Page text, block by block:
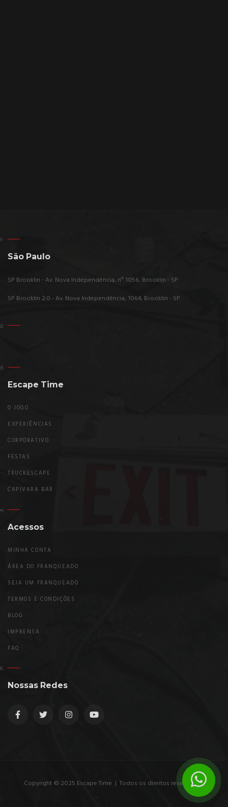
São Paulo
SP Brooklin - Av. Nova Independência, nº 1056, Brooklin - SP
SP Brooklin 2.0 - Av. Nova Independência, 1064, Brooklin - SP
Escape Time
O JOGO
EXPERIÊNCIAS
CORPORATIVO
FESTAS
TRUCKESCAPE
CAPIVARA BAR
Acessos
MINHA CONTA
ÁREA DO FRANQUEADO
SEJA UM FRANQUEADO
TERMOS E CONDIÇÕES
BLOG
IMPRENSA
FAQ
Nossas Redes
Copyright © 2025 Escape Time | Todos os direitos reservados.